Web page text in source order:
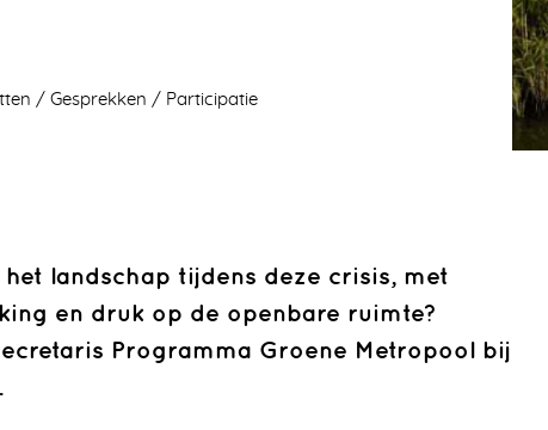
Gesprekken Participatie
landschap tijdens deze crisis, met
en druk op de openbare ruimte?
Programma Groene Metropool bij